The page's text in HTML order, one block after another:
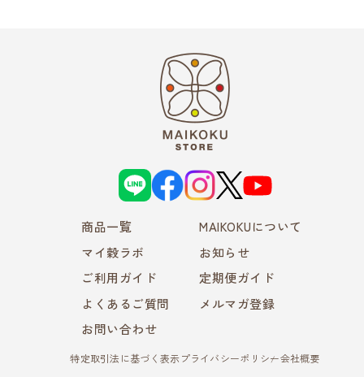
L
N
f
a
c
i
n
s
X
Y
o
u
u
e
商品一覧
MAIKOKUについて
マイ穀ラボ
お知らせ
ご利用ガイド
定期便ガイド
よくあるご質問
メルマガ登録
お問い合わせ
特定取引法に基づく表示プライバシーポリシー会社概要